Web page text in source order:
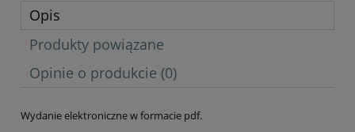
Opis
Produkty powiązane
Opinie o produkcie (0)
Wydanie elektroniczne w formacie pdf.